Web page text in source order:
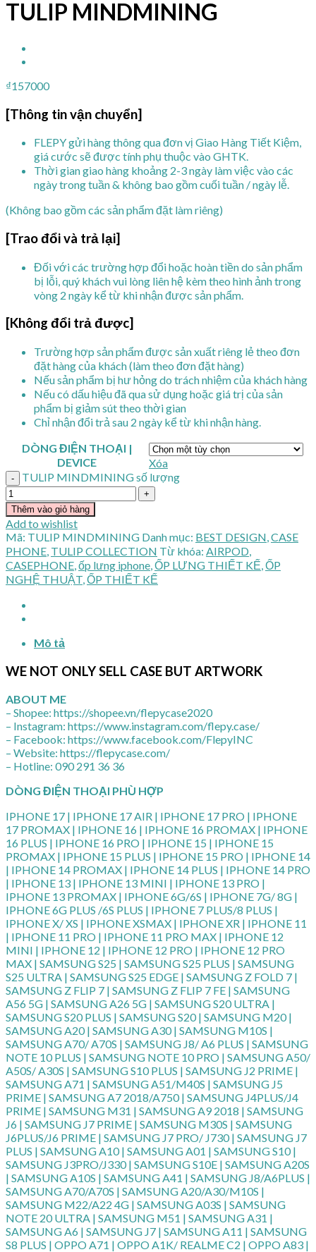
TULIP MINDMINING
₫157000
[Thông tin vận chuyển]
FLEPY gửi hàng thông qua đơn vị Giao Hàng Tiết Kiệm,
giá cước sẽ được tính phụ thuộc vào GHTK.
Thời gian giao hàng khoảng 2-3 ngày làm việc vào các
ngày trong tuần & không bao gồm cuối tuần / ngày lễ.
(Không bao gồm các sản phẩm đặt làm riêng)
[Trao đổi và trả lại]
Đối với các trường hợp đổi hoặc hoàn tiền do sản phẩm
bị lỗi, quý khách vui lòng liên hệ kèm theo hình ảnh trong
vòng 2 ngày kể từ khi nhận được sản phẩm.
[Không đổi trả được]
Trường hợp sản phẩm được sản xuất riêng lẻ theo đơn
đặt hàng của khách (làm theo đơn đặt hàng)
Nếu sản phẩm bị hư hỏng do trách nhiệm của khách hàng
Nếu có dấu hiệu đã qua sử dụng hoặc giá trị của sản
phẩm bị giảm sút theo thời gian
Chỉ nhận đổi trả sau 2 ngày kể từ khi nhận hàng.
DÒNG ĐIỆN THOẠI |
DEVICE
Xóa
TULIP MINDMINING số lượng
Thêm vào giỏ hàng
Add to wishlist
Mã: TULIP MINDMINING Danh mục: BEST DESIGN,CASE
PHONE, TULIP COLLECTION Từ khóa: AIRPOD,
CASEPHONE,ốp lưng iphone,ỐP LƯNG THIẾT KẾ,ỐP
NGHỆ THUẬT,ỐP THIẾT KẾ
Mô tả
WE NOT ONLY SELL CASE BUT ARTWORK
ABOUT ME
– Shopee: https://shopee.vn/flepycase2020
– Instagram: https://www.instagram.com/flepy.case/
– Facebook: https://www.facebook.com/FlepyINC
– Website: https://flepycase.com/
– Hotline: 090 291 36 36
DÒNG ĐIỆN THOẠI PHÙ HỢP
IPHONE 17 | IPHONE 17 AIR | IPHONE 17 PRO | IPHONE
17 PROMAX | IPHONE 16 | IPHONE 16 PROMAX | IPHONE
16 PLUS | IPHONE 16 PRO | IPHONE 15 | IPHONE 15
PROMAX | IPHONE 15 PLUS | IPHONE 15 PRO | IPHONE 14
| IPHONE 14 PROMAX | IPHONE 14 PLUS | IPHONE 14 PRO
| IPHONE 13 | IPHONE 13 MINI | IPHONE 13 PRO |
IPHONE 13 PROMAX | IPHONE 6G/6S | IPHONE 7G/ 8G |
IPHONE 6G PLUS /6S PLUS | IPHONE 7 PLUS/8 PLUS |
IPHONE X/ XS | IPHONE XSMAX | IPHONE XR | IPHONE 11
| IPHONE 11 PRO | IPHONE 11 PRO MAX | IPHONE 12
MINI | IPHONE 12 | IPHONE 12 PRO | IPHONE 12 PRO
MAX | SAMSUNG S25 | SAMSUNG S25 PLUS | SAMSUNG
S25 ULTRA | SAMSUNG S25 EDGE | SAMSUNG Z FOLD 7 |
SAMSUNG Z FLIP 7 | SAMSUNG Z FLIP 7 FE | SAMSUNG
A56 5G | SAMSUNG A26 5G | SAMSUNG S20 ULTRA |
SAMSUNG S20 PLUS | SAMSUNG S20 | SAMSUNG M20 |
SAMSUNG A20 | SAMSUNG A30 | SAMSUNG M10S |
SAMSUNG A70/ A70S | SAMSUNG J8/ A6 PLUS | SAMSUNG
NOTE 10 PLUS | SAMSUNG NOTE 10 PRO | SAMSUNG A50/
A50S/ A30S | SAMSUNG S10 PLUS | SAMSUNG J2 PRIME |
SAMSUNG A71 | SAMSUNG A51/M40S | SAMSUNG J5
PRIME | SAMSUNG A7 2018/A750 | SAMSUNG J4PLUS/J4
PRIME | SAMSUNG M31 | SAMSUNG A9 2018 | SAMSUNG
J6 | SAMSUNG J7 PRIME | SAMSUNG M30S | SAMSUNG
J6PLUS/J6 PRIME | SAMSUNG J7 PRO/ J730 | SAMSUNG J7
PLUS | SAMSUNG A10 | SAMSUNG A01 | SAMSUNG S10 |
SAMSUNG J3PRO/J330 | SAMSUNG S10E | SAMSUNG A20S
| SAMSUNG A10S | SAMSUNG A41 | SAMSUNG J8/A6PLUS |
SAMSUNG A70/A70S | SAMSUNG A20/A30/M10S |
SAMSUNG M22/A22 4G | SAMSUNG A03S | SAMSUNG
NOTE 20 ULTRA | SAMSUNG M51 | SAMSUNG A31 |
SAMSUNG A6 | SAMSUNG J7 | SAMSUNG A11 | SAMSUNG
S8 PLUS | OPPO A71 | OPPO A1K/ REALME C2 | OPPO A83 |